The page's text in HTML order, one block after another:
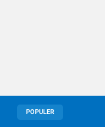
POPULER